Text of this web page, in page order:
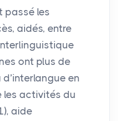
passé les
aidés, entre
ont plus de
en
les activités du
aide